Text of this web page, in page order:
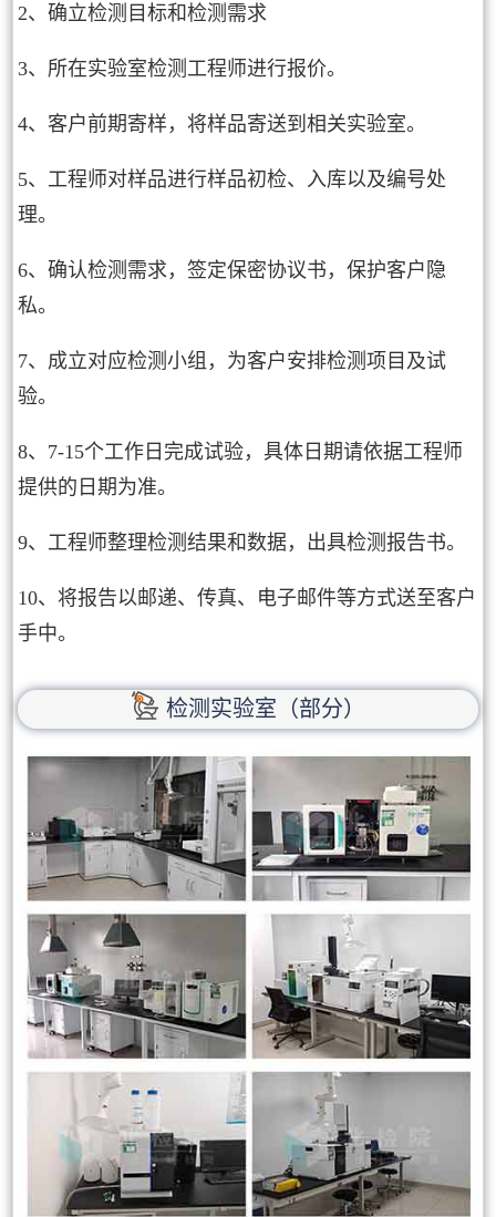
2、确立检测目标和检测需求
3、所在实验室检测工程师进行报价。
4、客户前期寄样，将样品寄送到相关实验室。
5、工程师对样品进行样品初检、入库以及编号处
理。
6、确认检测需求，签定保密协议书，保护客户隐
私。
7、成立对应检测小组，为客户安排检测项目及试
验。
8、7-15个工作日完成试验，具体日期请依据工程师
提供的日期为准。
9、工程师整理检测结果和数据，出具检测报告书。
10、将报告以邮递、传真、电子邮件等方式送至客户
手中。
检测实验室（部分）